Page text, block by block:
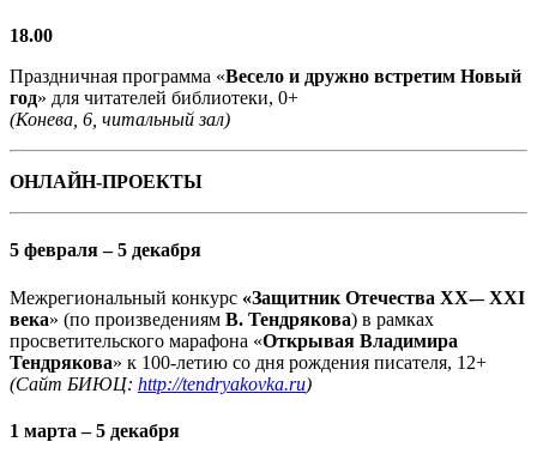
18.00
Праздничная программа «Весело и дружно встретим Новый
год» для читателей библиотеки, 0+
(Конева, 6, читальный зал)
ОНЛАЙН-ПРОЕКТЫ
5 февраля – 5 декабря
Межрегиональный конкурс «Защитник Отечества XX‑– XXI
века» (по произведениям В. Тендрякова) в рамках
просветительского марафона «Открывая Владимира
Тендрякова» к 100-летию со дня рождения писателя, 12+
(Сайт БИЮЦ: http://tendryakovka.ru)
1 марта – 5 декабря